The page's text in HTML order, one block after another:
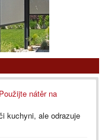
nátěr na
kuchyni, ale odrazuje